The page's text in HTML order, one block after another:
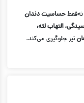
حساسیت دندان
التهاب لثه،
نیز جلوگیری می‌کند.